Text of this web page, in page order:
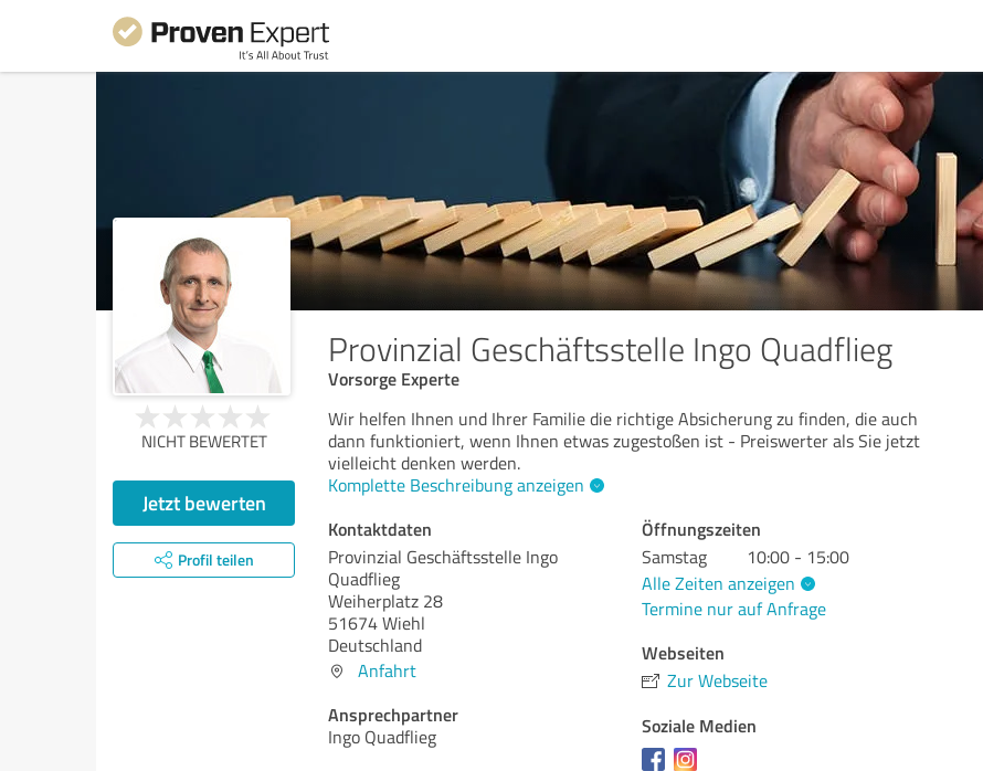
Provinzial Geschäftsstelle Ingo Quadflieg
Vorsorge Experte
NICHT BEWERTET
Jetzt bewerten
Profil teilen
Wir helfen Ihnen und Ihrer Familie die richtige Absicherung zu finden, die auch
dann funktioniert, wenn Ihnen etwas zugestoßen ist - Preiswerter als Sie jetzt
vielleicht denken werden.
Komplette Beschreibung anzeigen
Kontaktdaten
Provinzial Geschäftsstelle Ingo
Quadflieg
Weiherplatz 28
51674 Wiehl
Deutschland
Anfahrt
Ansprechpartner
Ingo Quadflieg
Öffnungszeiten
Samstag
10:00 - 15:00
Alle Zeiten anzeigen
Termine nur auf Anfrage
Webseiten
Zur Webseite
Soziale Medien